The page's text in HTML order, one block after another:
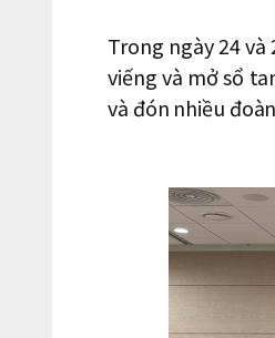
Trong ngày 24
viếng và mở sổ
và đón nhiều